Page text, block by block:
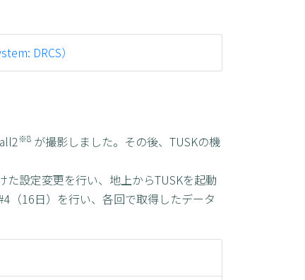
DRCS）
※8 が撮影しました。その後、TUSKの機
設定変更を行い、地上からTUSKを起動
（16日）を行い、各回で取得したデータ